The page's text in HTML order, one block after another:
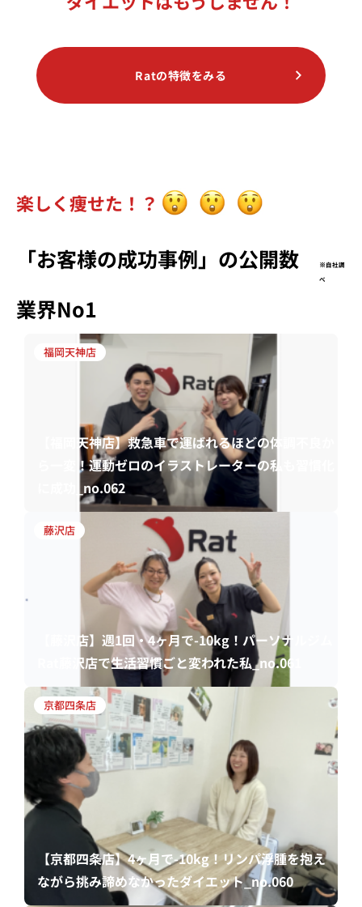
Ratの特徴をみる
楽しく痩せた！？
「お客様の成功事例」の公開数
業界No1
※自社調
べ
福岡天神店
【福岡天神店】救急車で運ばれるほどの体調不良か
ら一変！運動ゼロのイラストレーターの私も習慣化
に成功_no.062
藤沢店
【藤沢店】週1回・4ヶ月で-10kg！パーソナルジム
Rat藤沢店で生活習慣ごと変われた私_no.061
京都四条店
【京都四条店】4ヶ月で-10kg！リンパ浮腫を抱え
ながら挑み諦めなかったダイエット_no.060